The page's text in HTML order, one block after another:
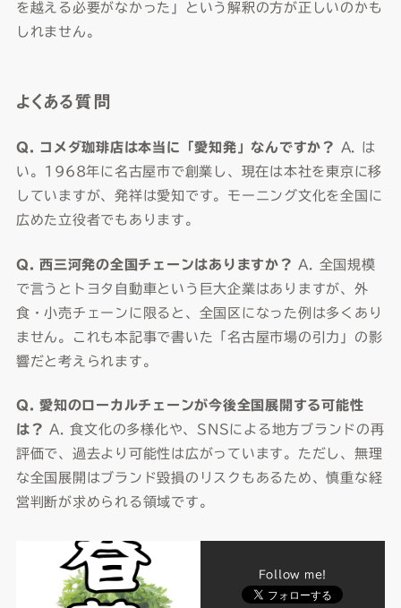
を越える必要がなかった」という解釈の方が正しいのかも
しれません。
よくある質問
Q. コメダ珈琲店は本当に「愛知発」なんですか？
A. は
い。1968年に名古屋市で創業し、現在は本社を東京に移
していますが、発祥は愛知です。モーニング文化を全国に
広めた立役者でもあります。
Q. 西三河発の全国チェーンはありますか？ A. 全国規模
で言うとトヨタ自動車という巨大企業はありますが、外
食・小売チェーンに限ると、全国区になった例は多くあり
ません。これも本記事で書いた「名古屋市場の引力」の影
響だと考えられます。
Q. 愛知のローカルチェーンが今後全国展開する可能性
は？ A. 食文化の多様化や、SNSによる地方ブランドの再
評価で、過去より可能性は広がっています。ただし、無理
な全国展開はブランド毀損のリスクもあるため、慎重な経
営判断が求められる領域です。
Follow me!